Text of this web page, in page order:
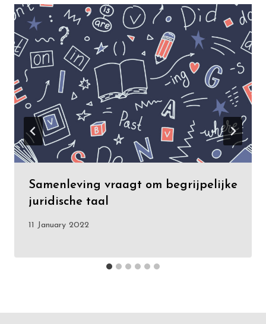
Samenleving vraagt om begrijpelijke
juridische taal
11 January 2022